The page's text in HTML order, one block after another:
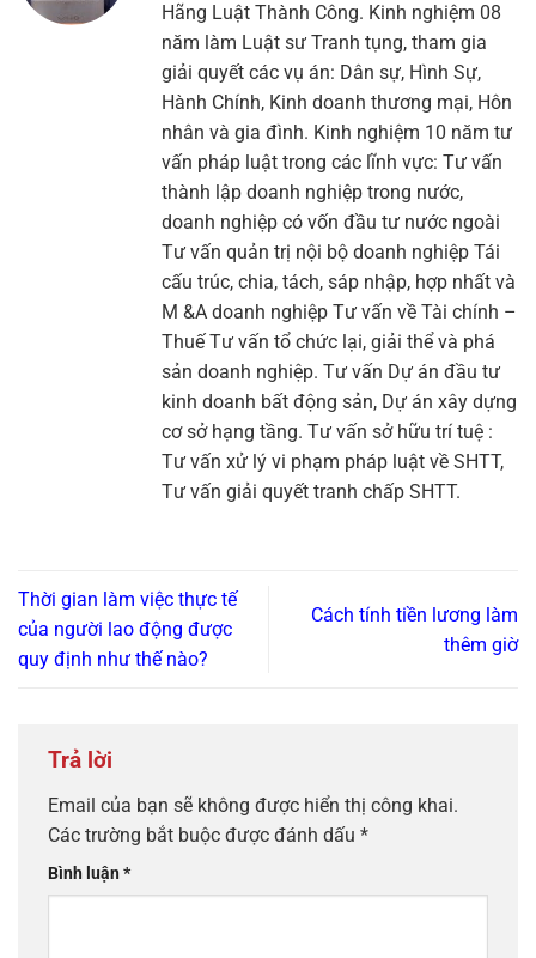
Hãng Luật Thành Công. Kinh nghiệm 08
năm làm Luật sư Tranh tụng, tham gia
giải quyết các vụ án: Dân sự, Hình Sự,
Hành Chính, Kinh doanh thương mại, Hôn
nhân và gia đình. Kinh nghiệm 10 năm tư
vấn pháp luật trong các lĩnh vực: Tư vấn
thành lập doanh nghiệp trong nước,
doanh nghiệp có vốn đầu tư nước ngoài
Tư vấn quản trị nội bộ doanh nghiệp Tái
cấu trúc, chia, tách, sáp nhập, hợp nhất và
M &A doanh nghiệp Tư vấn về Tài chính –
Thuế Tư vấn tổ chức lại, giải thể và phá
sản doanh nghiệp. Tư vấn Dự án đầu tư
kinh doanh bất động sản, Dự án xây dựng
cơ sở hạng tầng. Tư vấn sở hữu trí tuệ :
Tư vấn xử lý vi phạm pháp luật về SHTT,
Tư vấn giải quyết tranh chấp SHTT.
Thời gian làm việc thực tế
của người lao động được
quy định như thế nào?
Cách tính tiền lương làm
thêm giờ
Trả lời
Email của bạn sẽ không được hiển thị công khai.
Các trường bắt buộc được đánh dấu *
Bình luận*